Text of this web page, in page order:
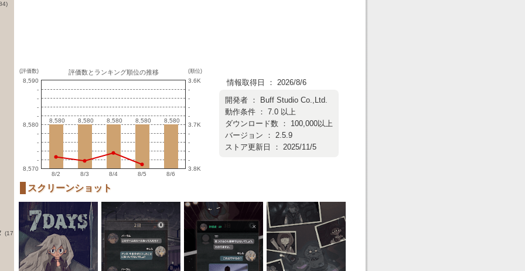
(17
(評価数)
8,590
-
-
-
-
8,580
-
-
-
-
8,570
評価数とランキング順位の推移
8,580
8,580 8,580
8,580 8,580
8,580 8,580
8,580 8,580
8,580
8/2 8/3 8/4 8/5 8/6
(順位)
3.6K
-
-
-
-
3.7K
-
-
-
-
3.8K
情報取得日 ： 2026/8/6
開発者 ：
Buff Studio Co.,Ltd.
動作条件 ： 7.0 以上
ダウンロード数 ： 100,000以上
バージョン ： 2.5.9
ストア更新日 ： 2025/11/5
スクリーンショット